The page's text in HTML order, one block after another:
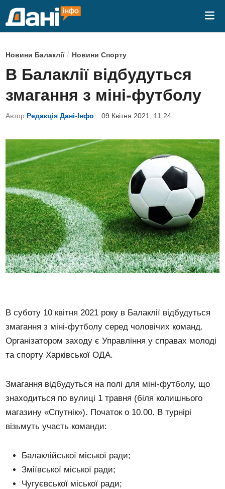
P
o
s
t
i
Новини Балаклії/ Новини Спорту
В Балаклії відбудуться
змагання з міні-футболу
Автор Редакція Дані-Інфо 09 Квітня 2021, 11:24
В суботу 10 квітня 2021 року в Балаклії відбудуться
змагання з міні-футболу серед чоловічих команд.
Організатором заходу є Управління у справах молоді
та спорту Харківської ОДА.
Змагання відбудуться на полі для міні-футболу, що
знаходиться по вулиці 1 травня (біля колишнього
магазину «Спутнік»). Початок о 10.00. В турнірі
візьмуть участь команди:
Балаклійської міської ради;
Зміївської міської ради;
Чугуєвської міської ради;